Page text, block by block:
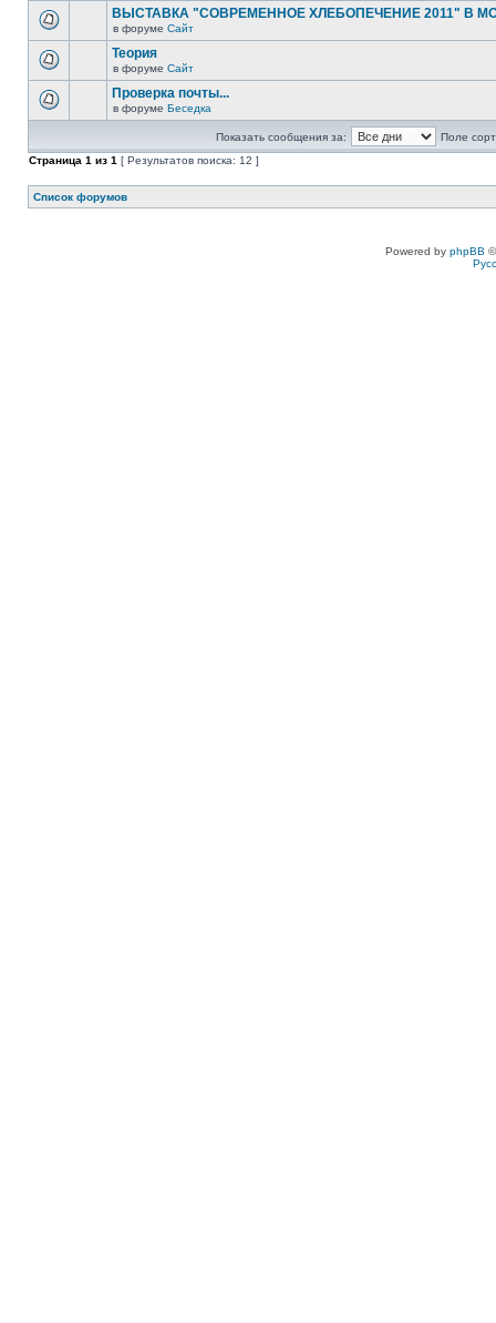
ВЫСТАВКА "СОВРЕМЕННОЕ ХЛЕБОПЕЧЕНИЕ 2011" В
в форуме Сайт
Теория
в форуме Сайт
Проверка почты...
в форуме Беседка
Показать сообщения за:
Поле
Страница 1 из 1 [ Результатов поиска: 12 ]
Список форумов
Powered by phpBB